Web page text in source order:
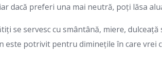
dacă preferi una mai neutră, poți lăsa
se servesc cu smântână, miere,
este potrivit pentru diminețile în care vrei